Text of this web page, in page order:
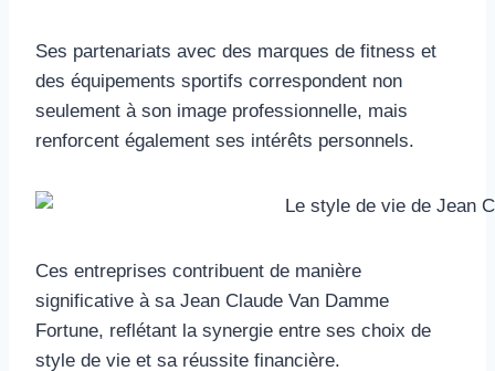
Ses partenariats avec des marques de fitness et
des équipements sportifs correspondent non
seulement à son image professionnelle, mais
renforcent également ses intérêts personnels.
Ces entreprises contribuent de manière
significative à sa Jean Claude Van Damme
Fortune, reflétant la synergie entre ses choix de
style de vie et sa réussite financière.